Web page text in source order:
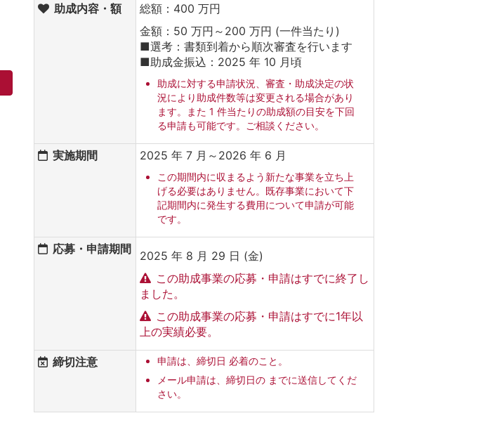
助成内容・額
総額：400 万円
金額：50 万円～200 万円 (一件当たり)
■選考：書類到着から順次審査を行います
■助成金振込：2025 年 10 月頃
助成に対する申請状況、審査・助成決定の状
況により助成件数等は変更される場合があり
ます。また 1 件当たりの助成額の目安を下回
る申請も可能です。ご相談ください。
実施期間 2025 年 7 月～2026 年 6 月
この期間内に収まるよう新たな事業を立ち上
げる必要はありません。既存事業において下
記期間内に発生する費用について申請が可能
です。
応募・申請期間
2025 年 8 月 29 日 (金)
この助成事業の応募・申請はすでに終了し
ました。
この助成事業の応募・申請はすでに1年以
上の実績必要。
締切注意
申請は、締切日 必着のこと。
メール申請は、締切日の までに送信してくだ
さい。